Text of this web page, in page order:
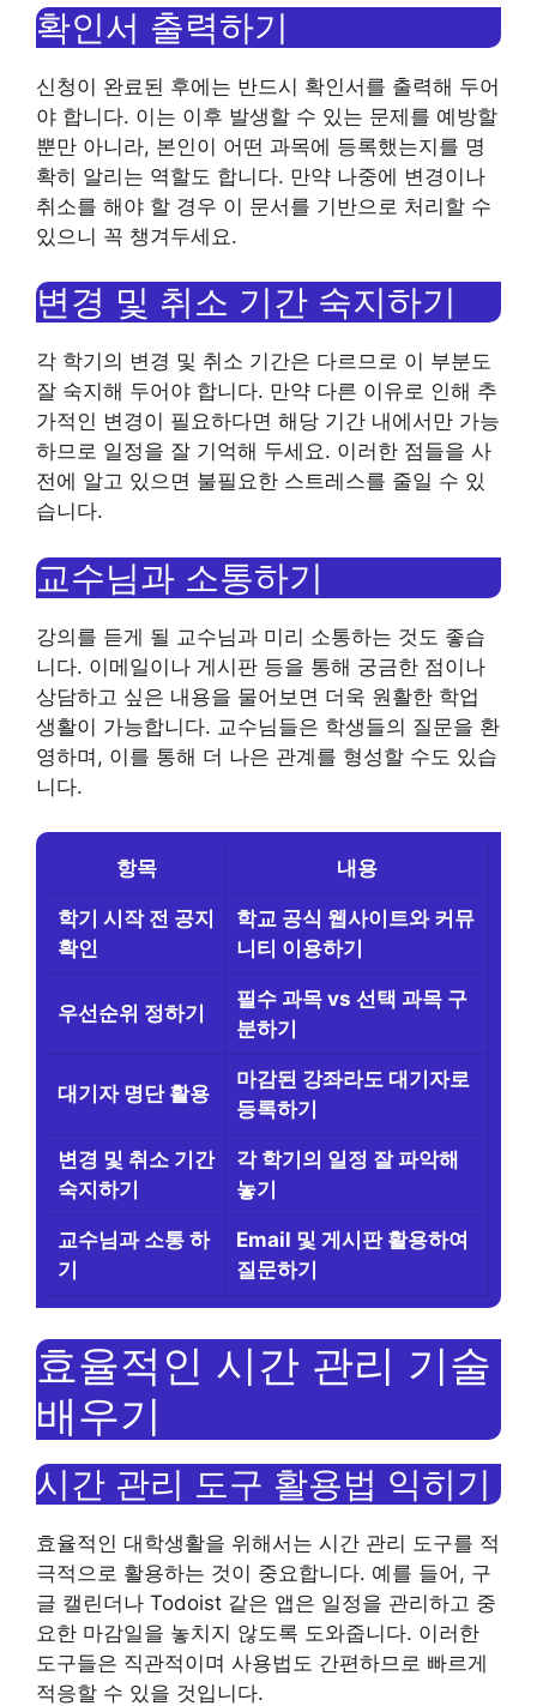
확인서 출력하기
신청이 완료된 후에는 반드시 확인서를 출력해 두어
야 합니다. 이는 이후 발생할 수 있는 문제를 예방할
뿐만 아니라, 본인이 어떤 과목에 등록했는지를 명
확히 알리는 역할도 합니다. 만약 나중에 변경이나
취소를 해야 할 경우 이 문서를 기반으로 처리할 수
있으니 꼭 챙겨두세요.
변경 및 취소 기간 숙지하기
각 학기의 변경 및 취소 기간은 다르므로 이 부분도
잘 숙지해 두어야 합니다. 만약 다른 이유로 인해 추
가적인 변경이 필요하다면 해당 기간 내에서만 가능
하므로 일정을 잘 기억해 두세요. 이러한 점들을 사
전에 알고 있으면 불필요한 스트레스를 줄일 수 있
습니다.
교수님과 소통하기
강의를 듣게 될 교수님과 미리 소통하는 것도 좋습
니다. 이메일이나 게시판 등을 통해 궁금한 점이나
상담하고 싶은 내용을 물어보면 더욱 원활한 학업
생활이 가능합니다. 교수님들은 학생들의 질문을 환
영하며, 이를 통해 더 나은 관계를 형성할 수도 있습
니다.
항목 내용
학기 시작 전 공지
확인
학교 공식 웹사이트와 커뮤
니티 이용하기
우선순위 정하기
필수 과목 vs 선택 과목 구
분하기
대기자 명단 활용
마감된 강좌라도 대기자로
등록하기
변경 및 취소 기간
숙지하기
각 학기의 일정 잘 파악해
놓기
교수님과 소통 하
기
Email 및 게시판 활용하여
질문하기
효율적인 시간 관리 기술
배우기
시간 관리 도구 활용법 익히기
효율적인 대학생활을 위해서는 시간 관리 도구를 적
극적으로 활용하는 것이 중요합니다. 예를 들어, 구
글 캘린더나 Todoist 같은 앱은 일정을 관리하고 중
요한 마감일을 놓치지 않도록 도와줍니다. 이러한
도구들은 직관적이며 사용법도 간편하므로 빠르게
적응할 수 있을 것입니다.